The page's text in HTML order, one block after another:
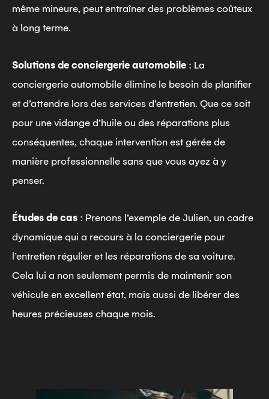
même mineure, peut entraîner des problèmes coûteux
à long terme.
Solutions de conciergerie automobile : La
conciergerie automobile élimine le besoin de planifier
et d’attendre lors des services d’entretien. Que ce soit
pour une vidange d’huile ou des réparations plus
conséquentes, chaque intervention est gérée de
manière professionnelle sans que vous ayez à y
penser.
Études de cas : Prenons l’exemple de Julien, un cadre
dynamique qui a recours à la conciergerie pour
l’entretien régulier et les réparations de sa voiture.
Cela lui a non seulement permis de maintenir son
véhicule en excellent état, mais aussi de libérer des
heures précieuses chaque mois.